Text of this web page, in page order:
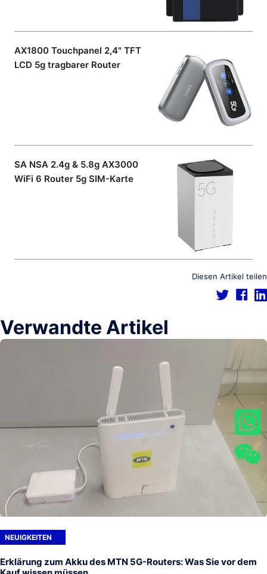
AX1800 Touchpanel 2,4" TFT
LCD 5g tragbarer Router
SA NSA 2.4g & 5.8g AX3000
WiFi 6 Router 5g SIM-Karte
Diesen Artikel teilen
Verwandte Artikel
NEUIGKEITEN
Erklärung zum Akku des MTN 5G-Routers: Was Sie vor dem